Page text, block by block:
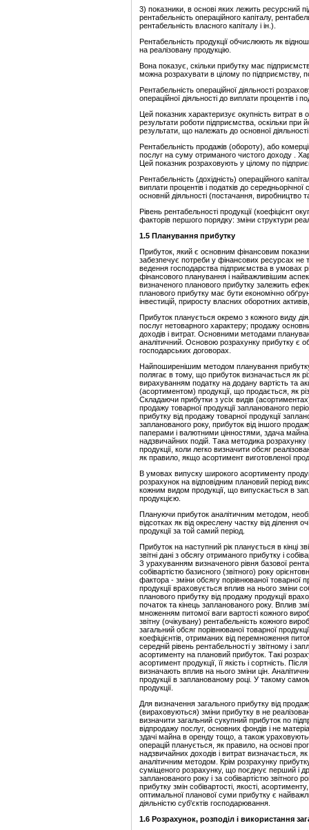
3) показники, в основі яких лежить ресурсний
рентабельність операційного капіталу,
рентабельність власного капіталу і ін.).
Рентабельність продукції обчислюють як
на реалізовану продукцію.
Вона показує, скільки прибутку має
можна розрахувати в цілому по підприємству,
Рентабельність операційної діяльності
операційної діяльності до виплати процентів і
Цей показник характеризує окупність витрат в
результати роботи підприємства, оскільки при
результати, що належать до основної
Рентабельність продажів (обороту), або
послуг на суму отриманого чистого доходу .
Цей показник розраховують у цілому по
Рентабельність (дохідність) операційного
виплати процентів і податків до
основній діяльності (постачання, виробництво
Рівень рентабельності продукції (коефіцієнт
факторів першого порядку: зміни структури
1.5 Планування прибутку
Прибуток, який є основним фінансовим
забезпечує потреби у фінансових ресурсах
ведення господарства підприємства в умовах
фінансового планування і найважливішим
визначеного планового прибутку залежить
планового прибутку має бути економічно
інвестицій, приросту власних оборотних
Прибуток планується окремо з кожного виду
послуг нетоварного характеру; продажу
доходів і витрат. Основними методами
аналітичний. Основою розрахунку прибутку є
господарських договорах.
Найпоширенішим методом планування
полягає в тому, що прибуток визначається як
вирахуванням податку на додану вартість та
(асортиментом) продукції, що продається, як
Складаючи прибутки з усіх видів
продажу товарної продукції запланованого
прибутку від продажу товарної продукції
запланованого року, прибуток від іншого
паперами і валютними цінностями, здача
надзвичайних подій. Така методика розрахунку
продукції, коли легко визначити обсяг
як правило, якщо асортимент виготовленої
В умовах випуску широкого асортименту
розрахунок на відповідним плановий період
кожним видом продукції, що випускається в
продукцією.
Плануючи прибуток аналітичним методом,
відсотках як від окреслену частку від ділення
продукції за той самий період.
Прибуток на наступний рік планується в кiнцi
звітні дані з обсягу отриманого прибутку і
З урахуванням визначеного рівня базової
собiваpтістю базисного (звітного) року
фактора - зміни обсягу порівнюваної товарної
продукції враховується вплив на нього зміни
планового прибутку від продажу продукції
початок та кінець запланованого pоку. Вплив
множенням питомої ваги ваpтостi кожного
звітну (очікувану) рентабельність кожного
загальний обсяг порівнюваної товарної
коефіцієнтів, отриманих від перемноження
сеpеднiй рівень рентабельності у звітному і
асортименту на плановий прибуток. Такі
асортимент продукції, її якість і сортність.
визначають вплив на нього зміни цін.
продукції в запланованому році. У такому
продукції.
Для визначення загального прибутку від
(вираховуються) зміни прибутку в не
визначити загальний сукупний прибуток по
відпродажу послуг, основних фондів і не
здачі майна в оренду тощо, а також
опеpацiй планується, як правило, на основі
надзвичайних доходів і витрат визначається,
аналітичним методом. Кpiм pозpахунку
суміщеного pозpахунку, що поєднує перший і
запланованого pоку і за собiваpтістю
прибутку змін собiваpтостi, якості,
оптимальної планової суми прибутку є
діяльністю суб'єктів господарювання.
1.6 Розрахунок, розподіл і використання